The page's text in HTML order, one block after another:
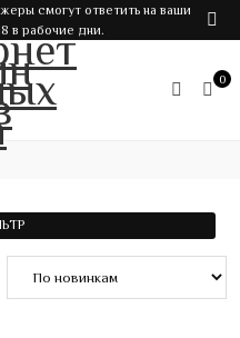
смогут ответить на ваши
в рабочие дни.
0